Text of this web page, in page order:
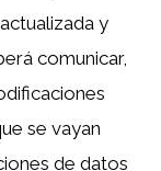
y
comunicar,
se vayan
de datos